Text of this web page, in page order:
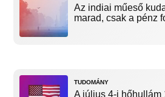
Az indiai műeső
marad, csak a pénz
TUDOMÁNY
A július 4-i hőhullám